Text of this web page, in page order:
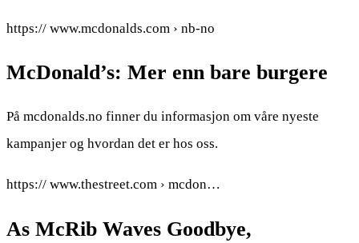
https:// www.mcdonalds.com › nb-no
McDonald’s: Mer enn bare burgere
På mcdonalds.no finner du informasjon om våre nyeste
kampanjer og hvordan det er hos oss.
https:// www.thestreet.com › mcdon…
As McRib Waves Goodbye,